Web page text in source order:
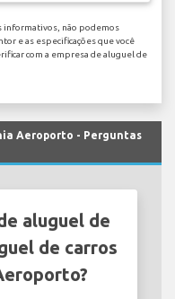
informativos, não podemos
e as especificações que você
com a empresa de aluguel de
Aeroporto - Perguntas
aluguel de
de carros